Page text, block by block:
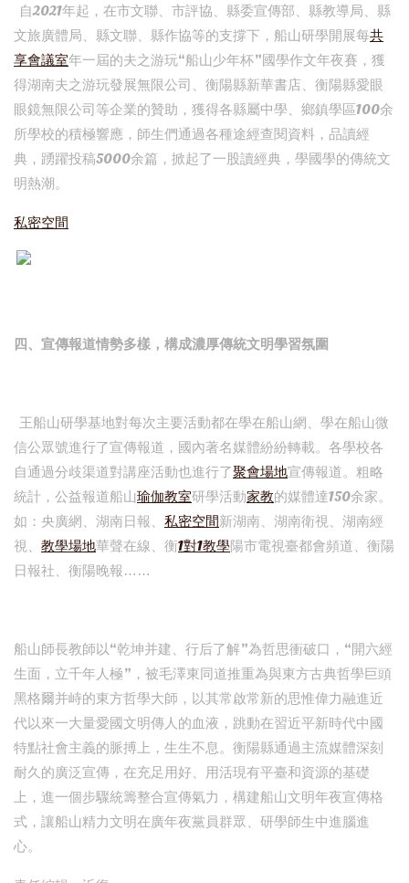
自2021年起，在市文聯、市評協、縣委宣傳部、縣教導局、縣
文旅廣體局、縣文聯、縣作協等的支撐下，船山研學開展每共
享會議室年一屆的夫之游玩“船山少年杯”國學作文年夜賽，獲
得湖南夫之游玩發展無限公司、衡陽縣新華書店、衡陽縣愛眼
眼鏡無限公司等企業的贊助，獲得各縣屬中學、鄉鎮學區100余
所學校的積極響應，師生們通過各種途經查閱資料，品讀經
典，踴躍投稿5000余篇，掀起了一股讀經典，學國學的傳統文
明熱潮。
私密空間
四、宣傳報道情勢多樣，構成濃厚傳統文明學習氛圍
王船山研學基地對每次主要活動都在學在船山網、學在船山微
信公眾號進行了宣傳報道，國內著名媒體紛紛轉載。各學校各
自通過分歧渠道對講座活動也進行了聚會場地宣傳報道。粗略
統計，公益報道船山瑜伽教室研學活動家教的媒體達150余家。
如：央廣網、湖南日報、 私密空間新湖南、湖南衛視、湖南經
視、 教學場地華聲在線、衡1對1教學陽市電視臺都會頻道、衡陽
日報社、衡陽晚報……
船山師長教師以“乾坤并建、行后了解”為哲思衝破口，“開六經
生面，立千年人極”，被毛澤東同道推重為與東方古典哲學巨頭
黑格爾并峙的東方哲學大師，以其常啟常新的思惟偉力融進近
代以來一大量愛國文明傳人的血液，跳動在習近平新時代中國
特點社會主義的脈搏上，生生不息。衡陽縣通過主流媒體深刻
耐久的廣泛宣傳，在充足用好、用活現有平臺和資源的基礎
上，進一個步驟統籌整合宣傳氣力，構建船山文明年夜宣傳格
式，讓船山精力文明在廣年夜黨員群眾、研學師生中進腦進
心。